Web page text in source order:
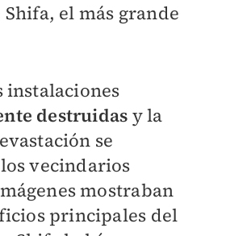
el más grande
instalaciones
destruidas y la
se
vecindarios
mostraban
principales del